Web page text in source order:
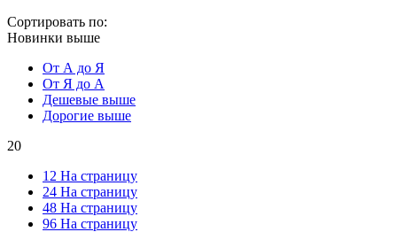
Сортировать по:
Новинки выше
От А до Я
От Я до А
Дешевые выше
Дорогие выше
20
12 На страницу
24 На страницу
48 На страницу
96 На страницу